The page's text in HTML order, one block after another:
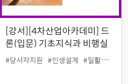
#스마트폰앱교육 #일활동지원
[강서][4차산업아카데미] 드
론(입문) 기초지식과 비행실
습
#당사자지원 #인생설계 #일활동지원